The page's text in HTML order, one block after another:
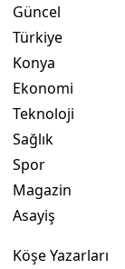
Güncel
Türkiye
Konya
Ekonomi
Teknoloji
Sağlık
Spor
Magazin
Asayiş
Köşe Yazarları